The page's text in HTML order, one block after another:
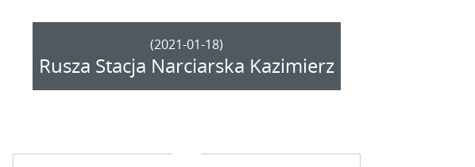
(2021-01-18)
Rusza Stacja Narciarska Kazimierz